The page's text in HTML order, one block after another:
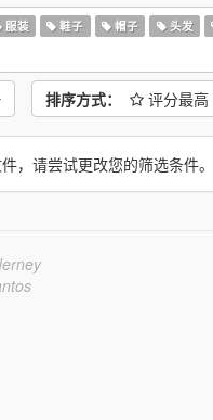
服装 鞋子 帽子 头发
排序方式： 评分最高
，请尝试更改您的筛选条件。